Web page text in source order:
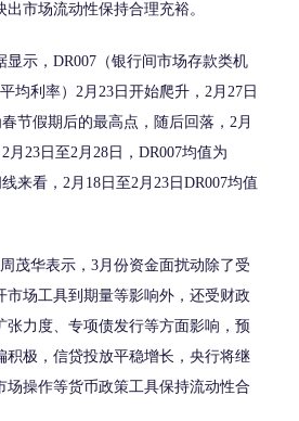
市场流动性保持合理充裕。
示，DR007（银行间市场存款类机
均利率）2月23日开始爬升，2月27日
节假期后的最高点，随后回落，2月
月23日至2月28日，DR007均值为
来看，2月18日至2月23日DR007均值
华表示，3月份资金面扰动除了受
市场工具到期量等影响外，还受财政
张力度、专项债发行等方面影响，预
积极，信贷投放平稳增长，央行将继
场操作等货币政策工具保持流动性合